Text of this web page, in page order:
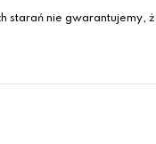
starań nie